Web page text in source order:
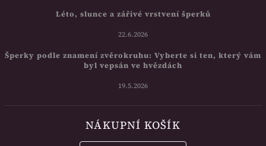
Léto, slunce a zářivé vrstvení šperků
22.6.2026
Šperky podle znamení zvěrokruhu: Vyberte si ten, který vám
byl vepsán ve hvězdách
19.5.2026
NÁKUPNÍ KOŠÍK